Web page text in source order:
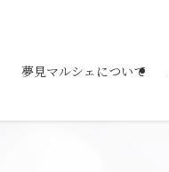
夢見マルシェについて